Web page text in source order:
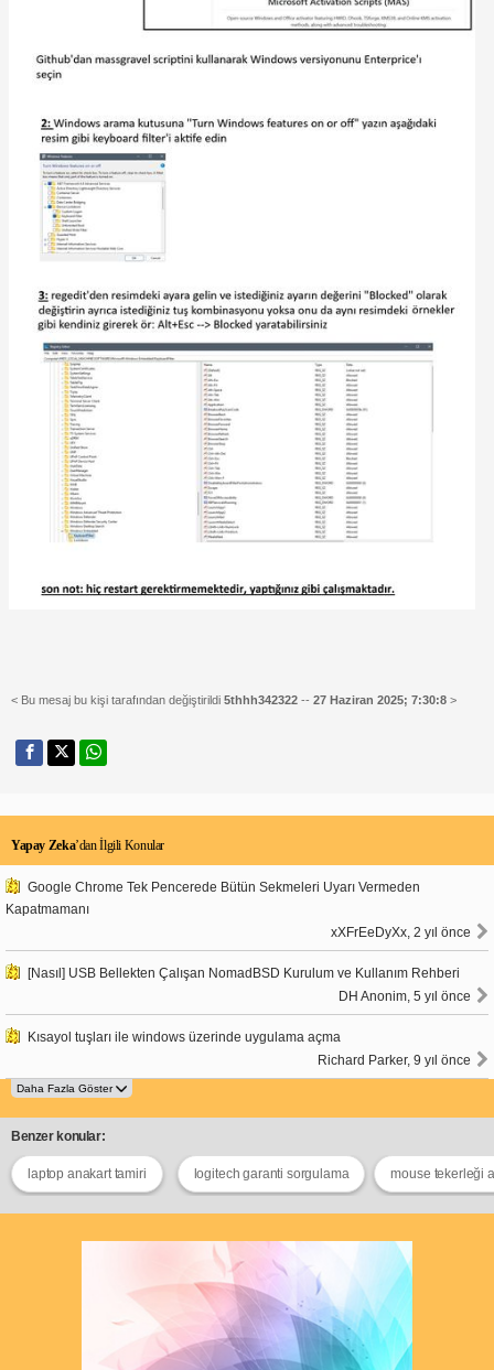
< Bu mesaj bu kişi tarafından değiştirildi 5thhh342322 -- 27 Haziran 2025; 7:30:8 >
Yapay Zeka’dan İlgili Konular
Google Chrome Tek Pencerede Bütün Sekmeleri Uyarı Vermeden
Kapatmamanı
xXFrEeDyXx, 2 yıl önce
[Nasıl] USB Bellekten Çalışan NomadBSD Kurulum ve Kullanım Rehberi
DH Anonim, 5 yıl önce
Kısayol tuşları ile windows üzerinde uygulama açma
Richard Parker, 9 yıl önce
Benzer konular:
laptop anakart tamiri logitech garanti sorgulama mouse tekerleği